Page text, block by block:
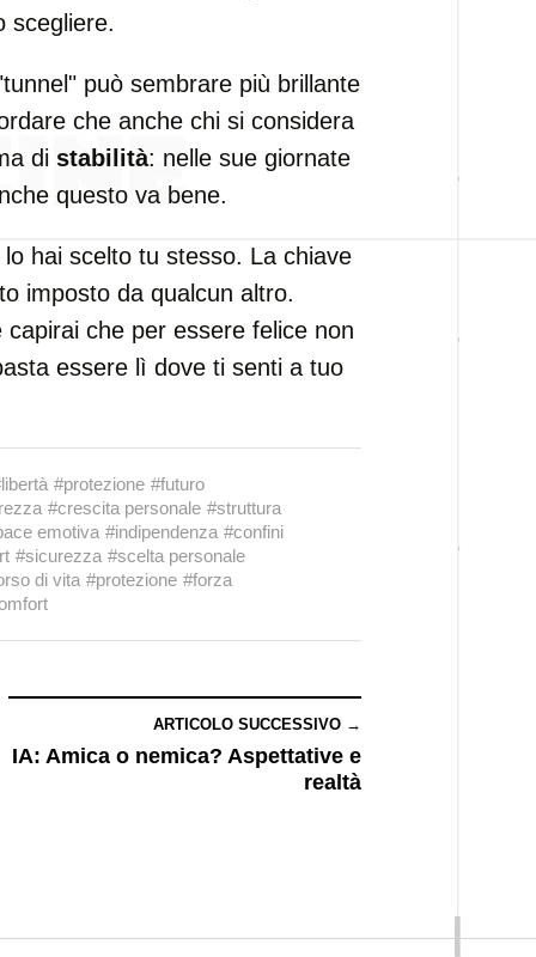
scegliere.
può sembrare più brillante
che anche chi si considera
di stabilità: nelle sue giornate
questo va bene.
hai scelto tu stesso. La chiave
imposto da qualcun altro.
che per essere felice non
essere lì dove ti senti a tuo
#protezione #futuro
#crescita personale #struttura
emotiva #indipendenza #confini
#sicurezza #scelta personale
di vita #protezione #forza
ARTICOLO SUCCESSIVO →
IA: Amica o nemica? Aspettative e
realtà